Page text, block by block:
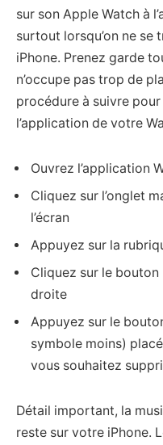
sur son Apple Watch à
surtout lorsqu’on ne se
iPhone. Prenez garde
n’occupe pas trop de
procédure à suivre
l’application de votre
Ouvrez l’application
Cliquez sur l’onglet
l’écran
Appuyez sur la
Cliquez sur le
droite
Appuyez sur le
symbole moins)
vous souhaitez
Détail important, la
reste sur votre iPhone.